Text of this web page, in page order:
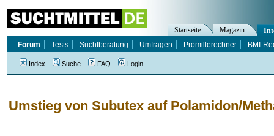
Umstieg von Subutex auf Polamidon/
Startseite Magazin
Forum
Tests Suchtberatung Umfragen Promillerechner BMI-
Index Suche FAQ Login